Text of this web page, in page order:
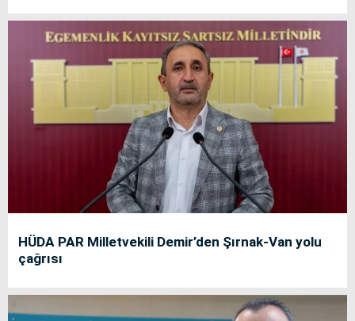
HÜDA PAR Milletvekili Demir’den Şırnak-Van yolu
çağrısı